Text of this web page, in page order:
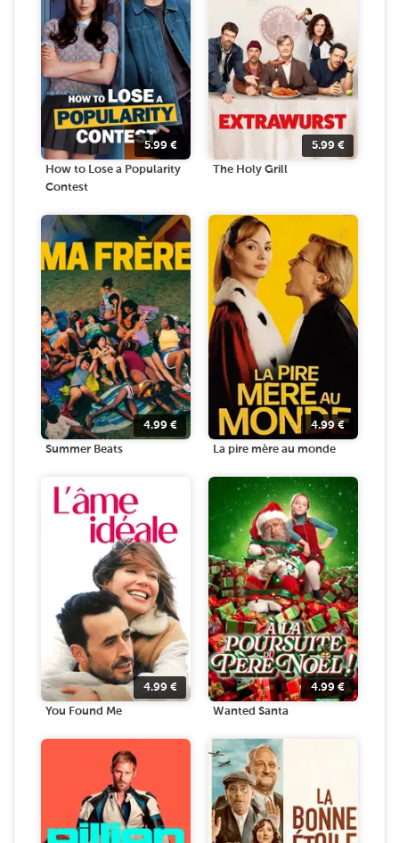
5.99 €
How to Lose a Popularity
Contest
5.99 €
The Holy Grill
4.99 €
Summer Beats
4.99€
La pire mère au monde
4.99 €
You Found Me
4.99€
Wanted Santa